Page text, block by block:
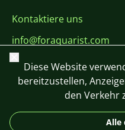
Kontaktiere uns
info@foraquarist.com
+420 603 449 602
Schließen
Diese Website
bereitzustellen,
den Verkehr
Alle